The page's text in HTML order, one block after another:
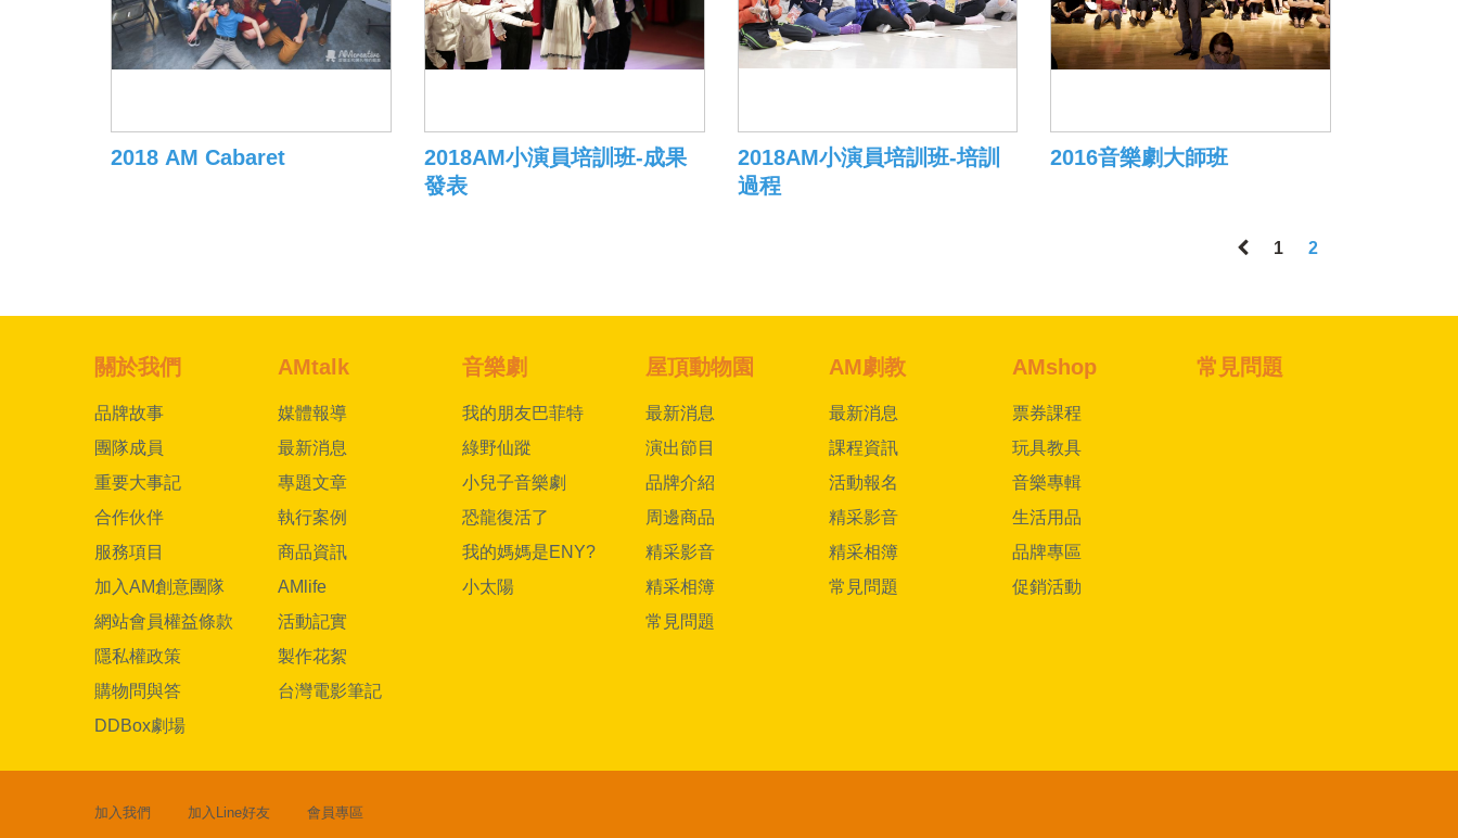
2018 AM Cabaret
2018AM小演員培訓班-成果
發表
2018AM小演員培訓班-培訓
過程
2016音樂劇大師班
1 2
關於我們
品牌故事
團隊成員
重要大事記
合作伙伴
服務項目
加入AM創意團隊
網站會員權益條款
隱私權政策
購物問與答
DDBox劇場
AMtalk
媒體報導
最新消息
專題文章
執行案例
商品資訊
AMlife
活動記實
製作花絮
台灣電影筆記
音樂劇
我的朋友巴菲特
綠野仙蹤
小兒子音樂劇
恐龍復活了
我的媽媽是ENY?
小太陽
屋頂動物園
最新消息
演出節目
品牌介紹
周邊商品
精采影音
精采相簿
常見問題
AM劇教
最新消息
課程資訊
活動報名
精采影音
精采相簿
常見問題
AMshop
票券課程
玩具教具
音樂專輯
生活用品
品牌專區
促銷活動
常見問題
加入我們 加入Line好友 會員專區